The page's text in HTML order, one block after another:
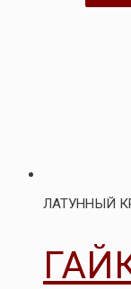
ЛАТУННЫЙ